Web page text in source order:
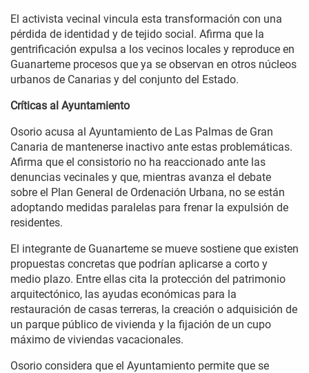
El activista vecinal vincula esta transformación con una
pérdida de identidad y de tejido social. Afirma que la
gentrificación expulsa a los vecinos locales y reproduce en
Guanarteme procesos que ya se observan en otros núcleos
urbanos de Canarias y del conjunto del Estado.
Críticas al Ayuntamiento
Osorio acusa al Ayuntamiento de Las Palmas de Gran
Canaria de mantenerse inactivo ante estas problemáticas.
Afirma que el consistorio no ha reaccionado ante las
denuncias vecinales y que, mientras avanza el debate
sobre el Plan General de Ordenación Urbana, no se están
adoptando medidas paralelas para frenar la expulsión de
residentes.
El integrante de Guanarteme se mueve sostiene que existen
propuestas concretas que podrían aplicarse a corto y
medio plazo. Entre ellas cita la protección del patrimonio
arquitectónico, las ayudas económicas para la
restauración de casas terreras, la creación o adquisición de
un parque público de vivienda y la fijación de un cupo
máximo de viviendas vacacionales.
Osorio considera que el Ayuntamiento permite que se